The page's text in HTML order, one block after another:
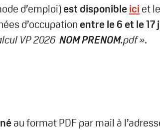
d’emploi) est disponibleici et
d’occupation entre le 6 et le 17
VP 2026 NOM PRENOM.pdf ».
au format PDF par mail à